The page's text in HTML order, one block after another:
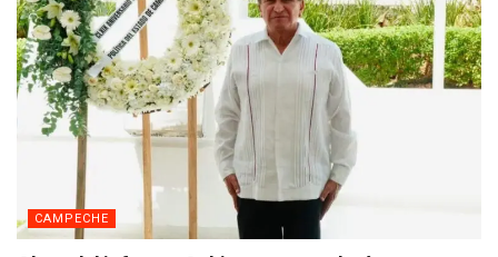
CAMPECHE